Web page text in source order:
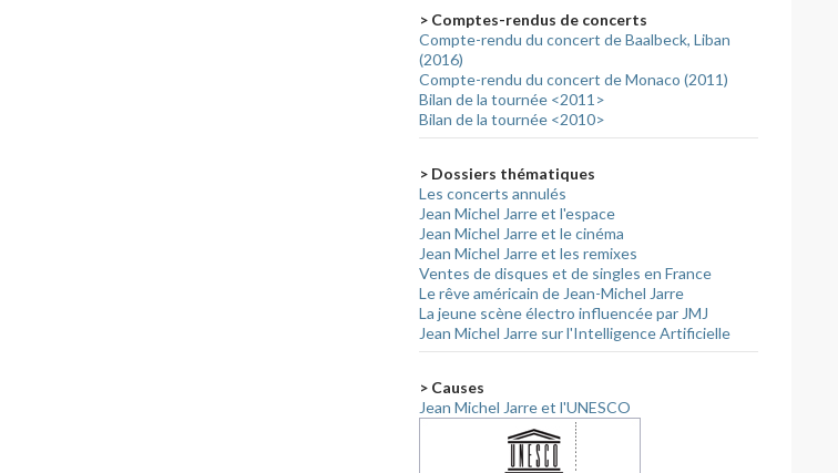
> Comptes-rendus de concerts
Compte-rendu du concert de Baalbeck, Liban
(2016)
Compte-rendu du concert de Monaco (2011)
Bilan de la tournée <2011>
Bilan de la tournée <2010>
> Dossiers thématiques
Les concerts annulés
Jean Michel Jarre et l'espace
Jean Michel Jarre et le cinéma
Jean Michel Jarre et les remixes
Ventes de disques et de singles en France
Le rêve américain de Jean-Michel Jarre
La jeune scène électro influencée par JMJ
Jean Michel Jarre sur l'Intelligence Artificielle
> Causes
Jean Michel Jarre et l'UNESCO